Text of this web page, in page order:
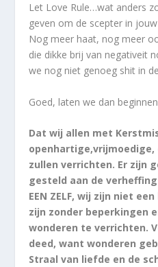
Let Love Rule…wat anders
geven om de scepter in
Nog meer haat, nog meer
die dikke brij van negativeit
we nog niet genoeg shit in
Goed, laten we dan
Dat wij allen met
zullen verrichten. Er zijn
gesteld aan de
EEN ZELF, wij zijn niet
zijn zonder beperkingen
wonderen te verrichten.
deed, want wonderen
Straal van liefde en de